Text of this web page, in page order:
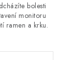
bolesti
monitoru
ramen a krku.